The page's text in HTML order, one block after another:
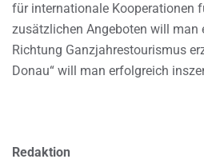
für internationale Kooperationen
zusätzlichen Angeboten will man
Richtung Ganzjahrestourismus
Donau“ will man erfolgreich
Redaktion